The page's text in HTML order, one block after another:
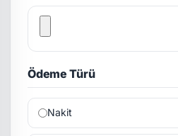
Ödeme Türü
Nakit